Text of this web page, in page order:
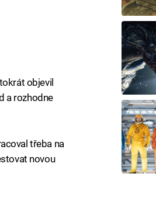
objevil
a rozhodne
třeba na
novou